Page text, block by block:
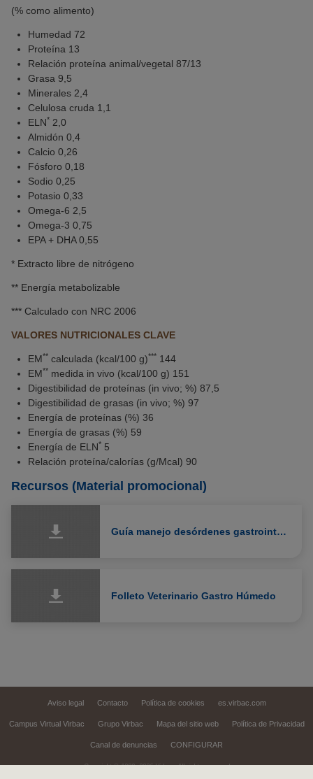
(% como alimento)
Humedad 72
Proteína 13
Relación proteína animal/vegetal 87/13
Grasa 9,5
Minerales 2,4
Celulosa cruda 1,1
ELN* 2,0
Almidón 0,4
Calcio 0,26
Fósforo 0,18
Sodio 0,25
Potasio 0,33
Omega-6 2,5
Omega-3 0,75
EPA + DHA 0,55
* Extracto libre de nitrógeno
** Energía metabolizable
*** Calculado con NRC 2006
VALORES NUTRICIONALES CLAVE
EM** calculada (kcal/100 g)*** 144
EM** medida in vivo (kcal/100 g) 151
Digestibilidad de proteínas (in vivo; %) 87,5
Digestibilidad de grasas (in vivo; %) 97
Energía de proteínas (%) 36
Energía de grasas (%) 59
Energía de ELN* 5
Relación proteína/calorías (g/Mcal) 90
Recursos (Material promocional)
Guía manejo desórdenes gastrointestinales
Folleto Veterinario Gastro Húmedo
Aviso legal Contacto Política de cookies es.virbac.com
Campus Virtual Virbac Grupo Virbac Mapa del sitio web Política de Privacidad
Canal de denuncias CONFIGURAR
Copyright © 1999,2026Virbac. All rights reserved